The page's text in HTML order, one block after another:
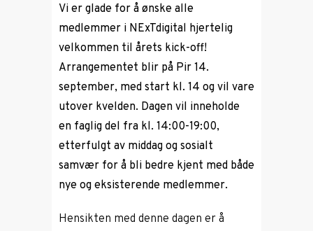
Vi er glade for å ønske alle
medlemmer i NExTdigital hjertelig
velkommen til årets kick-off!
Arrangementet blir på Pir 14.
september, med start kl. 14 og vil vare
utover kvelden. Dagen vil inneholde
en faglig del fra kl. 14:00-19:00,
etterfulgt av middag og sosialt
samvær for å bli bedre kjent med både
nye og eksisterende medlemmer.
Hensikten med denne dagen er å